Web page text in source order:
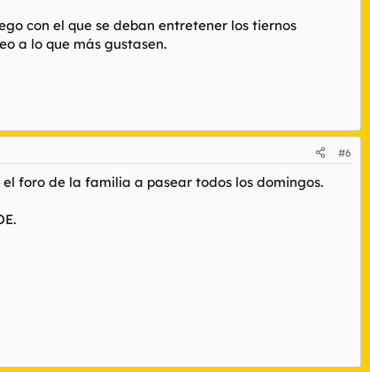
con el que se deban entretener los tiernos
a lo que más gustasen.
#6
foro de la familia a pasear todos los domingos.